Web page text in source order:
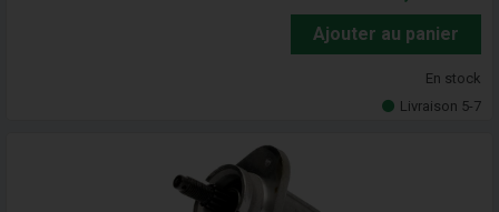
Ajouter au panier
En stock
Livraison 5-7